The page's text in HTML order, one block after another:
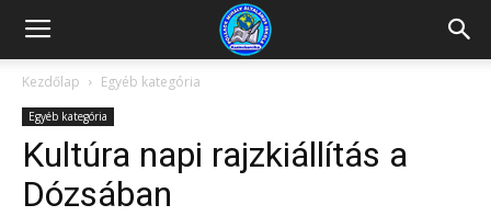
Kazincbarcikai
Pollack
Kezdőlap Egyéb kategória
Egyéb kategória
Kultúra napi rajzkiállítás a
Dózsában